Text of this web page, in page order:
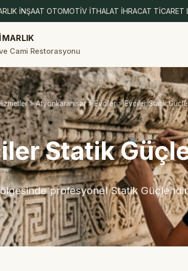
İNŞAAT OTOMOTİV İTHALAT İHRACAT TİCARET
Cami Restorasyonu
»Afyonkarahisar»Evciler» Evciler Statik
Statik
profesyonel Statik